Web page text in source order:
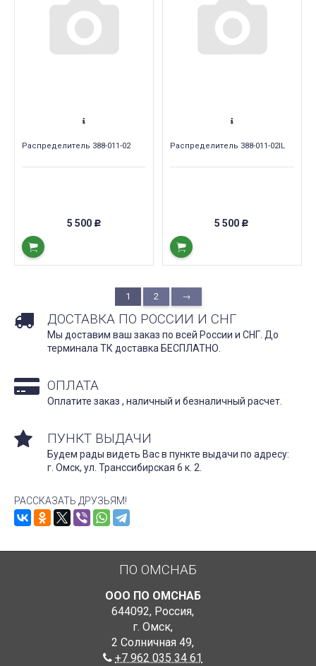
Распределитель 388-011-02
5 500 Р
Распределитель 388-011-02IL
5 500 Р
1 2 →
ДОСТАВКА ПО РОССИИ И СНГ
Мы доставим ваш заказ по всей России и СНГ. До
терминала ТК доставка БЕСПЛАТНО.
ОПЛАТА
Оплатите заказ , наличный и безналичный расчет.
ПУНКТ ВЫДАЧИ
Будем рады видеть Вас в пункте выдачи по адресу:
г. Омск, ул. Транссибирская 6 к. 2.
РАССКАЗАТЬ ДРУЗЬЯМ!
ПО ОМСНАБ
ООО ПО ОМСНАБ
644092, Россия,
г. Омск,
2 Солничная 49,
+7 962 035 34 61